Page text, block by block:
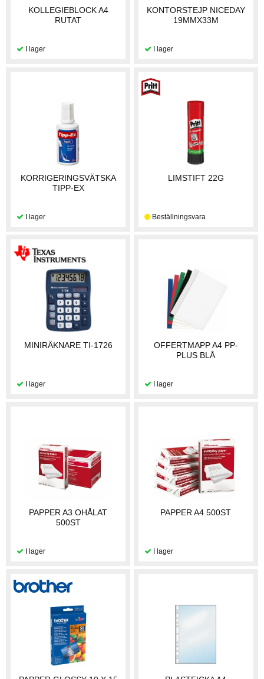
KOLLEGIEBLOCK A4
RUTAT
KONTORSTEJP NICEDAY
19MMX33M
KORRIGERINGSVÄTSKA
TIPP-EX
LIMSTIFT 22G
MINIRÄKNARE TI-1726
OFFERTMAPP A4 PP-
PLUS BLÅ
PAPPER A3 OHÅLAT
500ST
PAPPER A4 500ST